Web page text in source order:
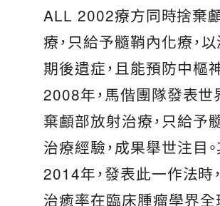
ALL 2002療方同時捨棄
療，只給予髓鞘內化療，
期後遺症，且能預防中樞
2008年，馬偕團隊發表世
棄顱部放射治療，只給予
治療經驗，成果舉世注目
2014年，發表此一作法時
治癒率在臨床腫瘤學界全